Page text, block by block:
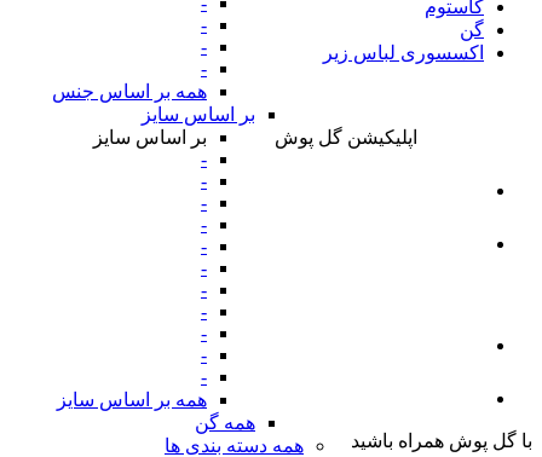
-
-
-
همه بر اساس جنس
بر اساس سایز
بر اساس سایز
-
-
-
-
-
-
-
-
-
-
-
همه بر اساس سایز
همه گن
همه دسته بندی ها
کاستوم
گن
اکسسوری لباس زیر
اپلیکیشن گل پوش
با گل پوش همراه باشید